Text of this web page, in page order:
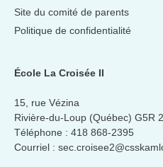
Site du comité de parents
Politique de confidentialité
École La Croisée II
15, rue Vézina
Rivière-du-Loup (Québec) G5R
Téléphone : 418 868-2395
Courriel :